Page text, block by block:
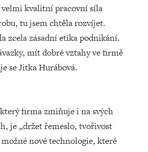
velmi kvalitní pracovní síla
tu jsem chtěla rozvíjet.
zcela zásadní etika podnikání.
mít dobré vztahy ve firmě
se Jitka Hurábová.
firma zmiňuje i na svých
je „držet řemeslo, tvořivost
nové technologie, které